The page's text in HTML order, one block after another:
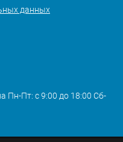
данных
Пн-Пт: с 9:00 до 18:00 Сб-